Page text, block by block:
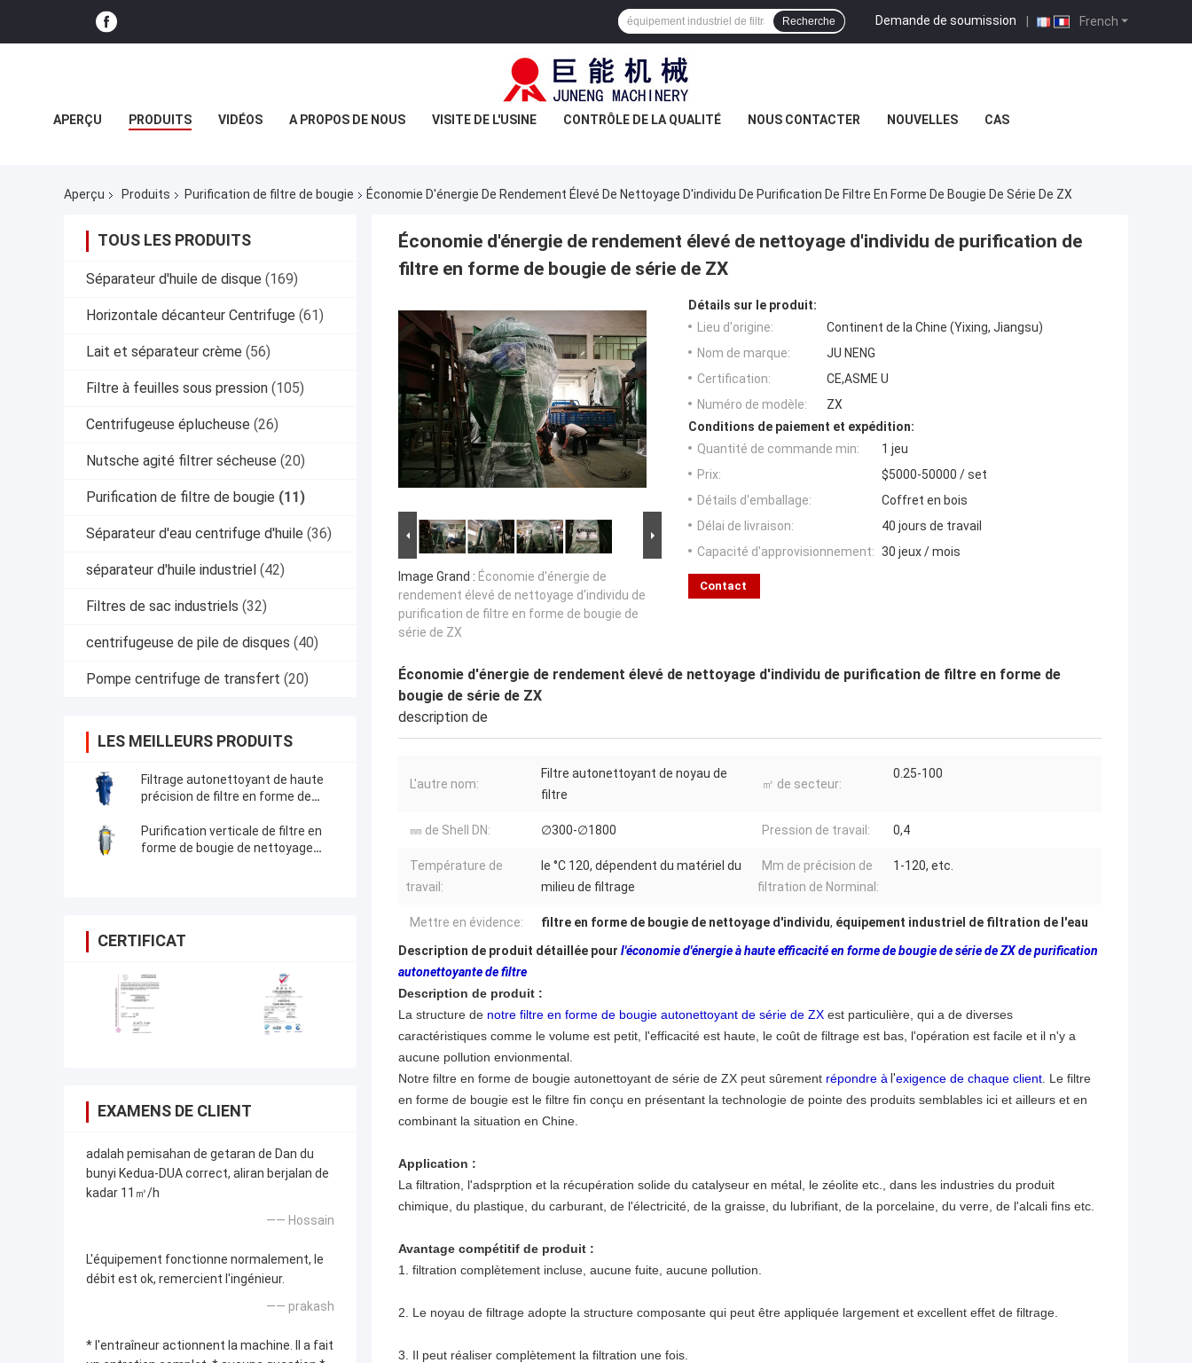
French
Demande de soumission |
Recherche
APERÇU PRODUITS VIDÉOS A PROPOS DE NOUS VISITE DE L'USINE CONTRÔLE DE LA QUALITÉ NOUS CONTACTER NOUVELLES CAS
Aperçu Produits Purification de filtre de bougie Économie D'énergie De Rendement Élevé De Nettoyage D'individu De Purification De Filtre En Forme De Bougie De Série De ZX
TOUS LES PRODUITS
Séparateur d'huile de disque (169)
Horizontale décanteur Centrifuge (61)
Lait et séparateur crème (56)
Filtre à feuilles sous pression (105)
Centrifugeuse éplucheuse (26)
Nutsche agité filtrer sécheuse (20)
Purification de filtre de bougie (11)
Séparateur d'eau centrifuge d'huile (36)
séparateur d'huile industriel (42)
Filtres de sac industriels (32)
centrifugeuse de pile de disques (40)
Pompe centrifuge de transfert (20)
LES MEILLEURS PRODUITS
Filtrage autonettoyant de haute
précision de filtre en forme de
Purification verticale de filtre en
forme de bougie de nettoyage
CERTIFICAT
EXAMENS DE CLIENT
adalah pemisahan de getaran de Dan du
bunyi Kedua-DUA correct, aliran berjalan de
kadar 11㎥/h
—— Hossain
L'équipement fonctionne normalement, le
débit est ok, remercient l'ingénieur.
—— prakash
* l'entraîneur actionnent la machine. Il a fait
Économie d'énergie de rendement élevé de nettoyage d'individu de purification de
filtre en forme de bougie de série de ZX
Image Grand : Économie d'énergie de
rendement élevé de nettoyage d'individu de
purification de filtre en forme de bougie de
série de ZX
Détails sur le produit:
Lieu d'origine:
Continent de la Chine (Yixing, Jiangsu)
Nom de marque:
JU NENG
Certification:
CE,ASME U
Numéro de modèle:
ZX
Conditions de paiement et expédition:
Quantité de commande min:
1 jeu
Prix:
$5000-50000 / set
Détails d'emballage:
Coffret en bois
Délai de livraison:
40 jours de travail
Capacité d'approvisionnement: 30 jeux / mois
Contact
Économie d'énergie de rendement élevé de nettoyage d'individu de purification de filtre en forme de
bougie de série de ZX
description de
L'autre nom:
Filtre autonettoyant de noyau de
filtre
㎡ de secteur:
0.25-100
㎜ de Shell DN: ∅300-∅1800 Pression de travail: 0,4
Température de
travail:
le °C 120, dépendent du matériel du
milieu de filtrage
Μm de précision de
filtration de Norminal:
1-120, etc.
Mettre en évidence: filtre en forme de bougie de nettoyage d'individu, équipement industriel de filtration de l'eau
Description de produit détaillée pour l'économie d'énergie à haute efficacité en forme de bougie de série de ZX de purification
autonettoyante de filtre
Description de produit :
La structure de notre filtre en forme de bougie autonettoyant de série de ZX est particulière, qui a de diverses
caractéristiques comme le volume est petit, l'efficacité est haute, le coût de filtrage est bas, l'opération est facile et il n'y a
aucune pollution envionmental.
Notre filtre en forme de bougie autonettoyant de série de ZX peut sûrement répondre à l'exigence de chaque client. Le filtre
en forme de bougie est le filtre fin conçu en présentant la technologie de pointe des produits semblables ici et ailleurs et en
combinant la situation en Chine.
Application :
La filtration, l'adsprption et la récupération solide du catalyseur en métal, le zéolite etc., dans les industries du produit
chimique, du plastique, du carburant, de l'électricité, de la graisse, du lubrifiant, de la porcelaine, du verre, de l'alcali fins etc.
Avantage compétitif de produit :
1. filtration complètement incluse, aucune fuite, aucune pollution.
2. Le noyau de filtrage adopte la structure composante qui peut être appliquée largement et excellent effet de filtrage.
3. Il peut réaliser complètement la filtration une fois.